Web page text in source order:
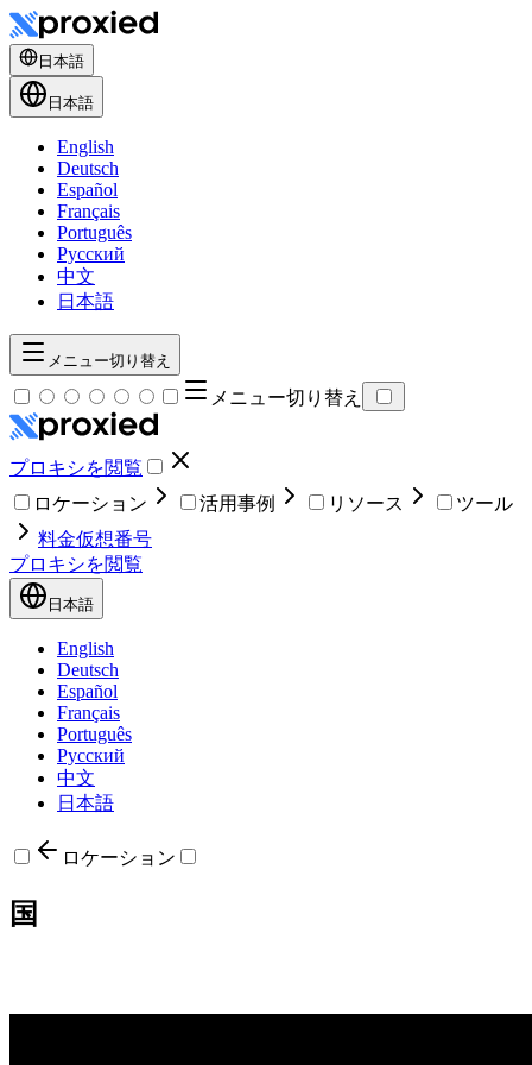
日本語
日本語
English
Deutsch
Español
Français
Português
Русский
中文
日本語
メニュー切り替え
メニュー切り替え
プロキシを閲覧
ロケーション
活用事例 リソース
ツール
料金仮想番号
プロキシを閲覧
日本語
English
Deutsch
Español
Français
Português
Русский
中文
日本語
ロケーション
国